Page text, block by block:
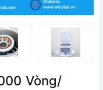
Vòng/